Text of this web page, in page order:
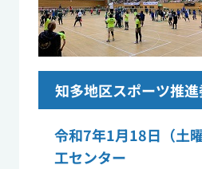
知多地区スポーツ推
令和7年1月18日（土
工センター